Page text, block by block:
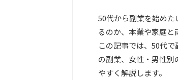
50代から副業を始め
るのか、本業や家庭と
この記事では、50代
の副業、女性・男性別
やすく解説します。